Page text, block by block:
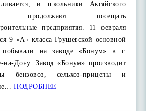
и школьники Аксайского
продолжают посещать
предприятия. 11 февраля
9 «А» класса Грушевской основной
на заводе «Бонум» в г.
на-Дону. Завод «Бонум» производит
бензовоз, сельхоз-прицепы и
ПОДРОБНЕЕ